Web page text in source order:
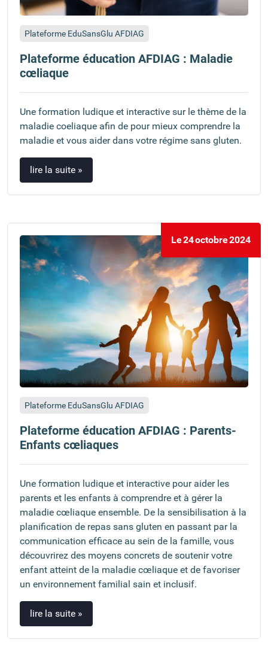
Plateforme EduSansGlu AFDIAG
Plateforme éducation AFDIAG : Maladie
cœliaque
Une formation ludique et interactive sur le thème de la
maladie coeliaque afin de pour mieux comprendre la
maladie et vous aider dans votre régime sans gluten.
lire la suite »
Le24octobre2024
Plateforme EduSansGlu AFDIAG
Plateforme éducation AFDIAG : Parents-
Enfants cœliaques
Une formation ludique et interactive pour aider les
parents et les enfants à comprendre et à gérer la
maladie cœliaque ensemble. De la sensibilisation à la
planification de repas sans gluten en passant par la
communication efficace au sein de la famille, vous
découvrirez des moyens concrets de soutenir votre
enfant atteint de la maladie cœliaque et de favoriser
un environnement familial sain et inclusif.
lire la suite »